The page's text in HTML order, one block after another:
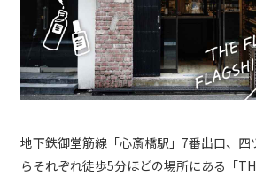
地下鉄御堂筋線「心斎橋駅」7番出口、四
らそれぞれ徒歩5分ほどの場所にある「